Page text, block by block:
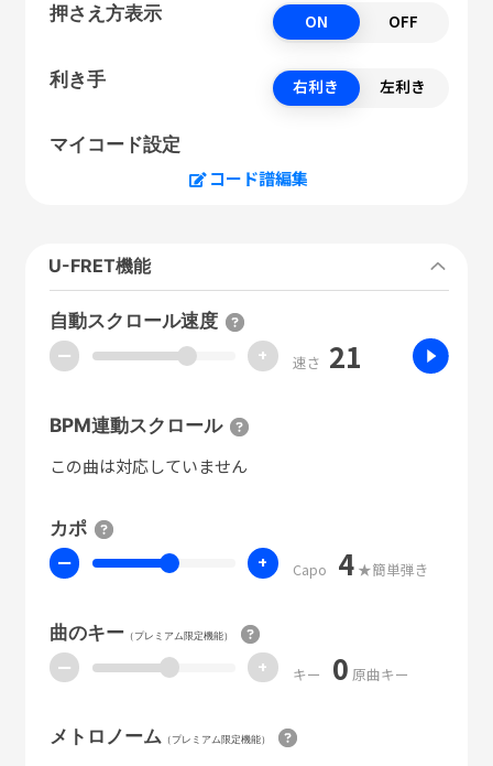
押さえ方表示 ON OFF
利き手 右利き 左利き
マイコード設定
コード譜編集
U-FRET機能
自動スクロール速度
ー + 速さ 21
BPM連動スクロール
この曲は対応していません
カポ
ー + Capo 4 ★簡単弾き
曲のキー（プレミアム限定機能）
ー + キー 0 原曲キー
メトロノーム（プレミアム限定機能）